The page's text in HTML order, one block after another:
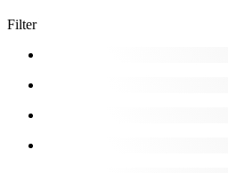
Filter